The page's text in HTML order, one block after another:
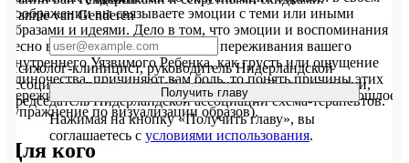
воображении вы связываете эмоции с теми или иными
образами и идеями. Дело в том, что эмоции и воспоминания
тесно взаимосвязаны. Если такие переживания вашего
внутреннего Уязвимого Ребенка, как грусть или ощущение
одиночества, причиняют вам боль, то понять причины этих
переживаний поможет воображаемое путешествие в прошлое
(упражнение по визуализации образов).
Для кого
Hannie van Genderen
Психолог-клиницист, руководитель Нидерландской
ассоциации поведенческой и когнитивной психотерапии,
председатель Нидерландской ассоциации схема-терапевтов.
Получить главу
Нажимая на кнопку «Получить главу», вы
соглашаетесь с условиями использования.